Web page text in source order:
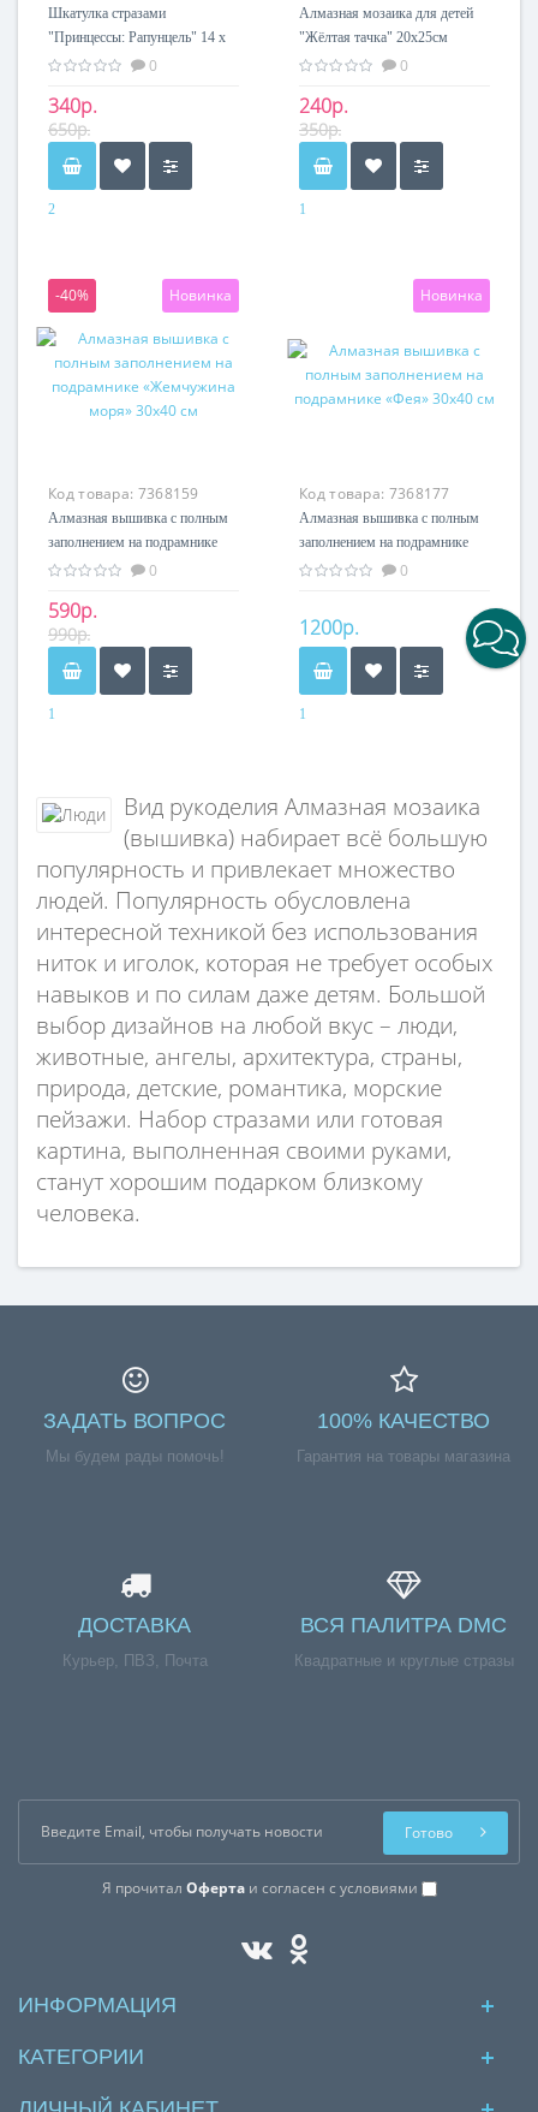
Шкатулка стразами
"Принцессы: Рапунцель" 14 х
13,6 х 3,6 см
0
340р.
650р.
2
Алмазная мозаика для детей
"Жёлтая тачка" 20х25см
0
240р.
350р.
1
-40% Новинка
Код товара: 7368159
Алмазная вышивка с полным
заполнением на подрамнике
«Жемчужина моря» 30х40 см
0
590р.
990р.
1
Новинка
Код товара: 7368177
Алмазная вышивка с полным
заполнением на подрамнике
«Фея» 30х40 см0
1200р.
1
Вид рукоделия Алмазная мозаика
(вышивка) набирает всё большую
популярность и привлекает множество
людей. Популярность обусловлена
интересной техникой без использования
ниток и иголок, которая не требует особых
навыков и по силам даже детям. Большой
выбор дизайнов на любой вкус – люди,
животные, ангелы, архитектура, страны,
природа, детские, романтика, морские
пейзажи. Набор стразами или готовая
картина, выполненная своими руками,
станут хорошим подарком близкому
человека.
ЗАДАТЬ ВОПРОС
Мы будем рады помочь!
100% КАЧЕСТВО
Гарантия на товары магазина
ДОСТАВКА
Курьер, ПВЗ, Почта
ВСЯ ПАЛИТРА DMC
Квадратные и круглые стразы
Я прочитал Офертаи согласен с условиями
Готово
ИНФОРМАЦИЯ
КАТЕГОРИИ